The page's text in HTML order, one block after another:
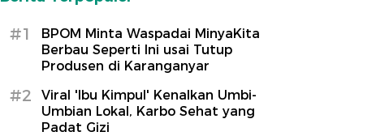
#1
BPOM Minta Waspadai MinyaKita
Berbau Seperti Ini usai Tutup
Produsen di Karanganyar
#2
Viral 'Ibu Kimpul' Kenalkan Umbi-
Umbian Lokal, Karbo Sehat yang
Padat Gizi